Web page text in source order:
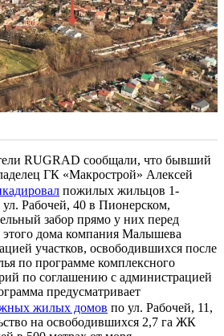
RUGRAD сообщали, что бывший
ГК «Макрострой» Алексей
пожилых жильцов 1-
Рабочей, 40 в Пионерском,
забор прямо у них перед
этого дома компания Малышева
участков, освободившихся после
по программе комплексного
по соглашению с администрацией
предусматривает
жилых домов по ул. Рабочей, 11,
на освободившихся 2,7 га ЖК